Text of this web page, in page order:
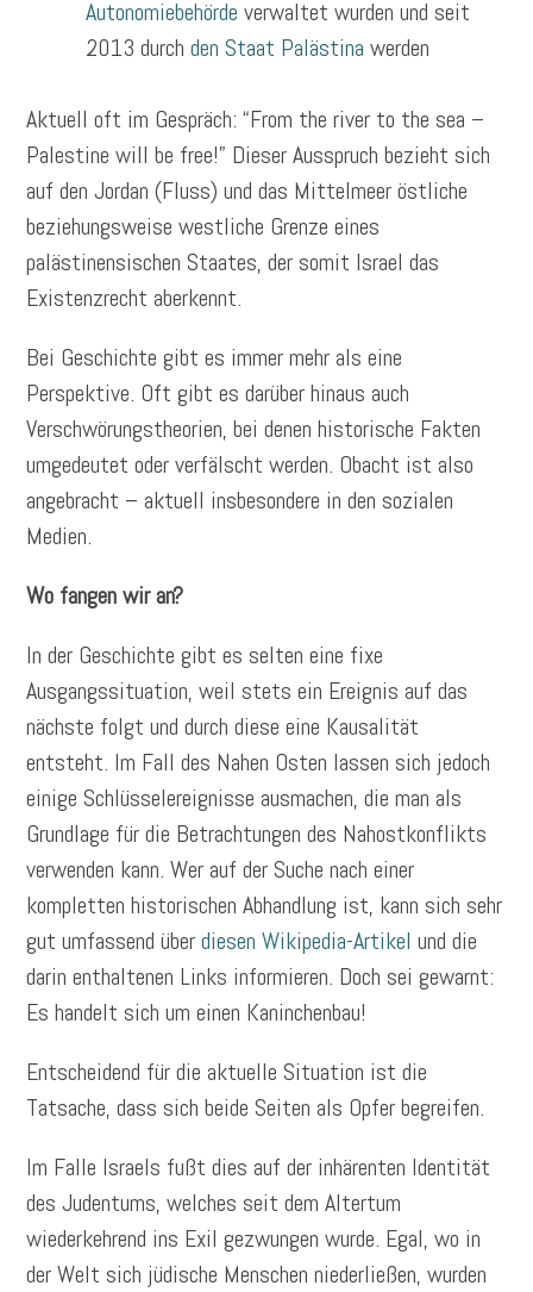
Autonomiebehörde verwaltet wurden und seit
2013 durchden Staat Palästina werden
Aktuell oft im Gespräch: “From the river to the sea –
Palestine will be free!” Dieser Ausspruch bezieht sich
auf den Jordan (Fluss) und das Mittelmeer östliche
beziehungsweise westliche Grenze eines
palästinensischen Staates, der somit Israel das
Existenzrecht aberkennt.
Bei Geschichte gibt es immer mehr als eine
Perspektive. Oft gibt es darüber hinaus auch
Verschwörungstheorien, bei denen historische Fakten
umgedeutet oder verfälscht werden. Obacht ist also
angebracht – aktuell insbesondere in den sozialen
Medien.
Wo fangen wir an?
In der Geschichte gibt es selten eine fixe
Ausgangssituation, weil stets ein Ereignis auf das
nächste folgt und durch diese eine Kausalität
entsteht. Im Fall des Nahen Osten lassen sich jedoch
einige Schlüsselereignisse ausmachen, die man als
Grundlage für die Betrachtungen des Nahostkonflikts
verwenden kann. Wer auf der Suche nach einer
kompletten historischen Abhandlung ist, kann sich sehr
gut umfassend überdiesen Wikipedia-Artikel und die
darin enthaltenen Links informieren. Doch sei gewarnt:
Es handelt sich um einen Kaninchenbau!
Entscheidend für die aktuelle Situation ist die
Tatsache, dass sich beide Seiten als Opfer begreifen.
Im Falle Israels fußt dies auf der inhärenten Identität
des Judentums, welches seit dem Altertum
wiederkehrend ins Exil gezwungen wurde. Egal, wo in
der Welt sich jüdische Menschen niederließen, wurden